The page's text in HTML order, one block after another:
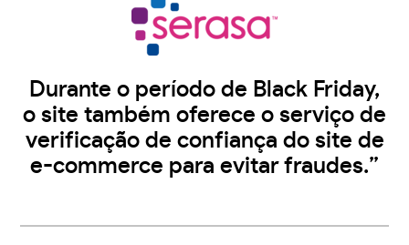
Durante o período de Black Friday,
o site também oferece o serviço de
verificação de confiança do site de
e-commerce para evitar fraudes.”